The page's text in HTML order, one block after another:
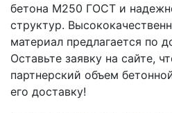
бетона М250 ГОСТ и
структур.
материал предлагается по
Оставьте заявку на сайте,
партнерский объем
его доставку!